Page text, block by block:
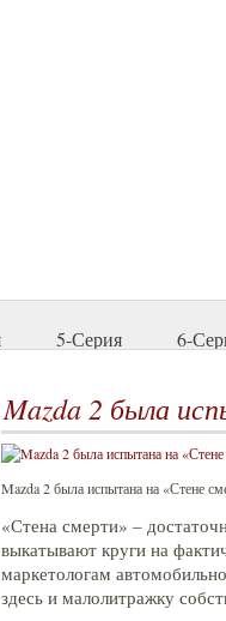
5-Серия 6-
Mazda 2 была
Mazda 2 была испытана на «Стене
«Стена смерти» –
выкатывают круги на
маркетологам
здесь и малолитражку